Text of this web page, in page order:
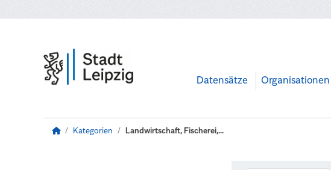
Datensätze Organisationen
Kategorien Landwirtschaft, Fischerei,...